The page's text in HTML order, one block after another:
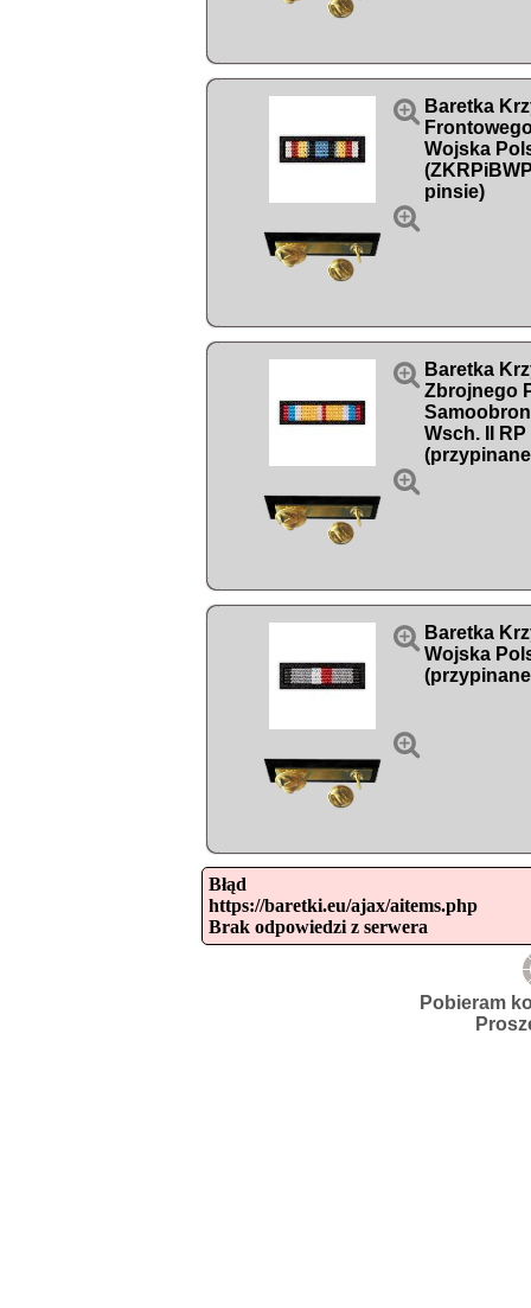


Baretka
Wojska
pinsie)


Baretka
Zbrojnego
Wsch. II


Baretka
Wojska
Błąd
https://baretki.eu/ajax/aitems.php
Brak odpowiedzi z serwera
Pobieram